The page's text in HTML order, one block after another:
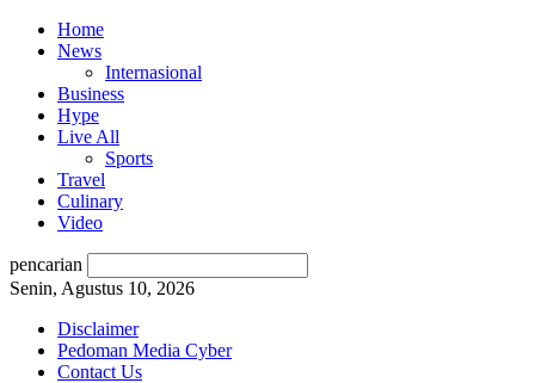
Home
News
Internasional
Business
Hype
Live All
Sports
Travel
Culinary
Video
pencarian
Senin, Agustus 10, 2026
Disclaimer
Pedoman Media Cyber
Contact Us